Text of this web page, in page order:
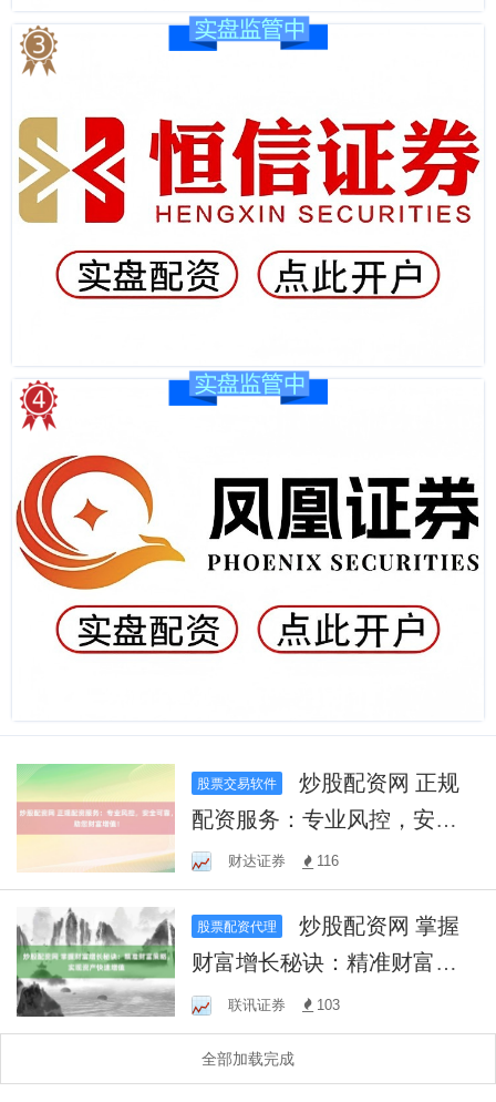
股票交易软件
炒股配资网 正规
配资服务：专业风控，安全
可靠，助您财富增值！
财达证券 116
股票配资代理
炒股配资网 掌握
财富增长秘诀：精准财富策
略，实现资产快速增值
联讯证券 103
全部加载完成